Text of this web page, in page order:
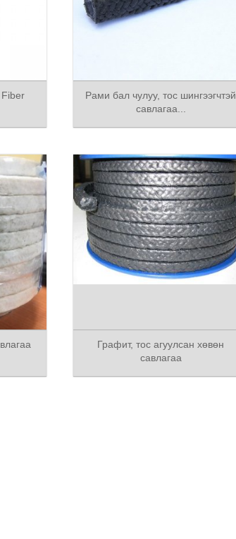
Рами бал чулуу, тос шингээгчтэй
савлагаа...
Графит, тос агуулсан хөвөн
савлагаа